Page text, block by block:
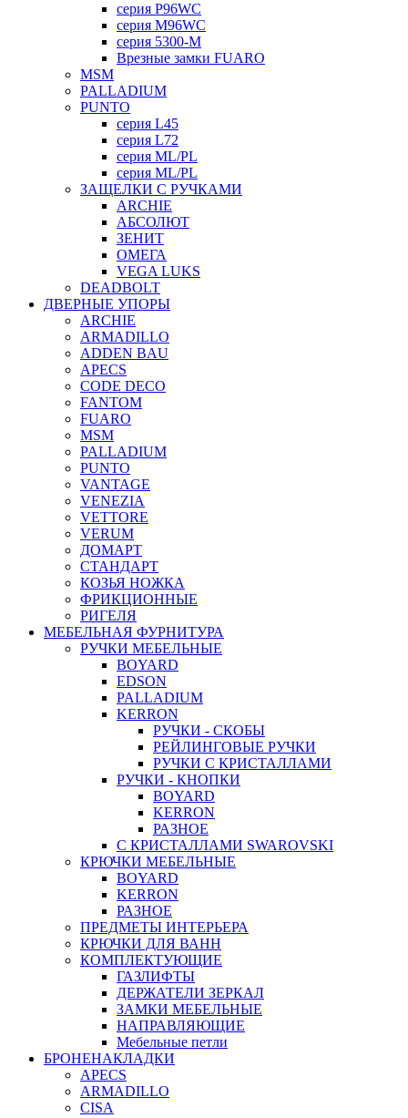
серия P96WC
серия M96WC
серия 5300-M
Врезные замки FUARO
MSM
PALLADIUM
PUNTO
серия L45
серия L72
серия ML/PL
серия ML/PL
ЗАЩЕЛКИ С РУЧКАМИ
ARCHIE
АБСОЛЮТ
ЗЕНИТ
ОМЕГА
VEGA LUKS
DEADBOLT
ДВЕРНЫЕ УПОРЫ
ARCHIE
ARMADILLO
ADDEN BAU
APECS
CODE DECO
FANTOM
FUARO
MSM
PALLADIUM
PUNTO
VANTAGE
VENEZIA
VETTORE
VERUM
ДОМАРТ
СТАНДАРТ
КОЗЬЯ НОЖКА
ФРИКЦИОННЫЕ
РИГЕЛЯ
МЕБЕЛЬНАЯ ФУРНИТУРА
РУЧКИ МЕБЕЛЬНЫЕ
BOYARD
EDSON
PALLADIUM
KERRON
РУЧКИ - СКОБЫ
РЕЙЛИНГОВЫЕ РУЧКИ
РУЧКИ С КРИСТАЛЛАМИ
РУЧКИ - КНОПКИ
BOYARD
KERRON
РАЗНОЕ
С КРИСТАЛЛАМИ SWAROVSKI
КРЮЧКИ МЕБЕЛЬНЫЕ
BOYARD
KERRON
РАЗНОЕ
ПРЕДМЕТЫ ИНТЕРЬЕРА
КРЮЧКИ ДЛЯ ВАНН
КОМПЛЕКТУЮЩИЕ
ГАЗЛИФТЫ
ДЕРЖАТЕЛИ ЗЕРКАЛ
ЗАМКИ МЕБЕЛЬНЫЕ
НАПРАВЛЯЮЩИЕ
Мебельные петли
БРОНЕНАКЛАДКИ
APECS
ARMADILLO
CISA